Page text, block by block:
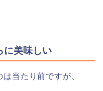
に美味しい
当たり前ですが、